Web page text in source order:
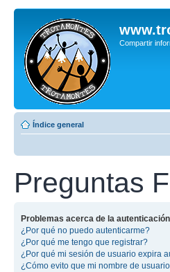
Compartir
Índice general
Preguntas
Problemas acerca de la
¿Por qué no puedo autenticarme?
¿Por qué me tengo que registrar?
¿Por qué mi sesión de usuario expira
¿Cómo evito que mi nombre de